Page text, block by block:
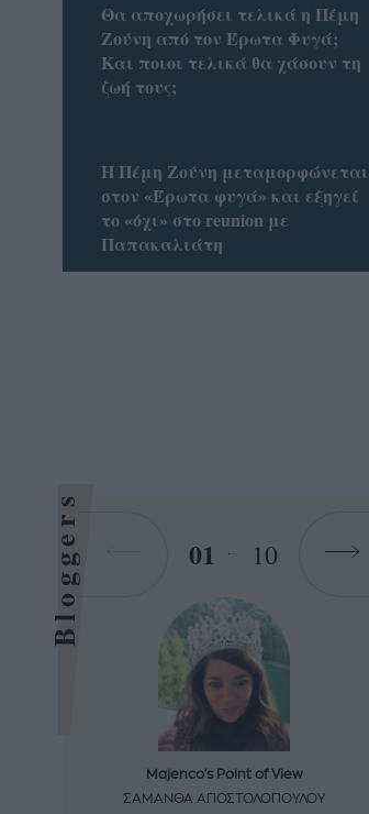
Θα αποχωρήσει τελικά η Πέμη
Ζούνη από τον Έρωτα Φυγά;
Και ποιοι τελικά θα χάσουν τη
ζωή τους;
Η Πέμη Ζούνη μεταμορφώνεται
στον «Έρωτα φυγά» και εξηγεί
το «όχι» στο reunion με
Παπακαλιάτη
Bloggers 01 10
Majenco's Point of View
ΣΑΜΑΝΘΑ ΑΠΟΣΤΟΛΟΠΟΥΛΟΥ